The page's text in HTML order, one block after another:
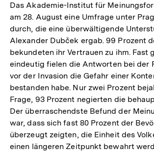
Fußnote
Das Akademie-Institut für
am 28. August eine Umfrage unter
durch, die eine überwältigende
Alexander Dubček ergab. 99 Prozent
bekundeten ihr Vertrauen zu ihm. Fast
eindeutig fielen die Antworten bei der
vor der Invasion die Gefahr einer
bestanden habe. Nur zwei Prozent
Frage, 93 Prozent negierten die
Der überraschendste Befund der
war, dass sich fast 80 Prozent der
überzeugt zeigten, die Einheit des
einen längeren Zeitpunkt bewahrt